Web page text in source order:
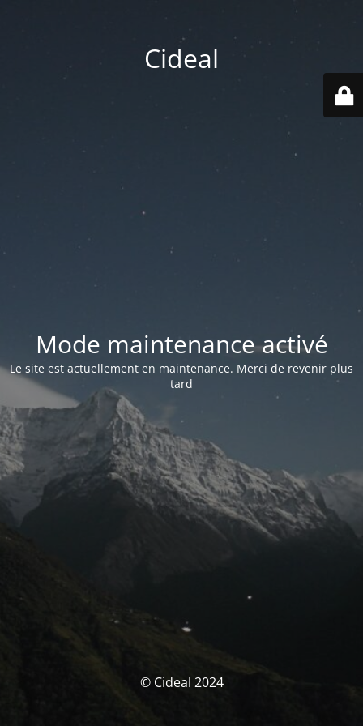
Cideal
Mode maintenance activé
Le site est actuellement en maintenance. Merci de revenir plus
tard
© Cideal 2024